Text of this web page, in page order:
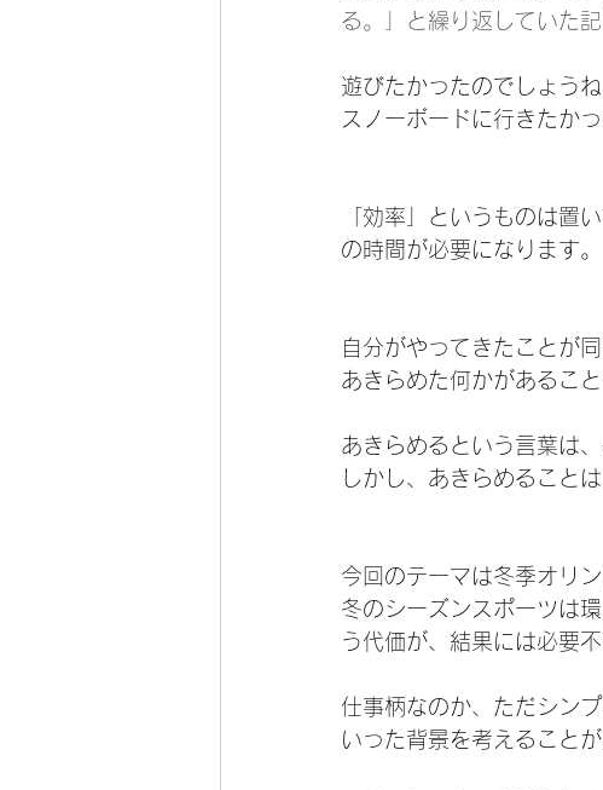
る。」と繰り返していた記
遊びたかったのでしょうね
スノーボードに行きたか
「効率」というものは置
の時間が必要になります。
自分がやってきたことが
あきらめた何かがあること
あきらめるという言葉は
しかし、あきらめること
今回のテーマは冬季オリ
冬のシーズンスポーツは
う代価が、結果には必要
仕事柄なのか、ただシン
いった背景を考えることが